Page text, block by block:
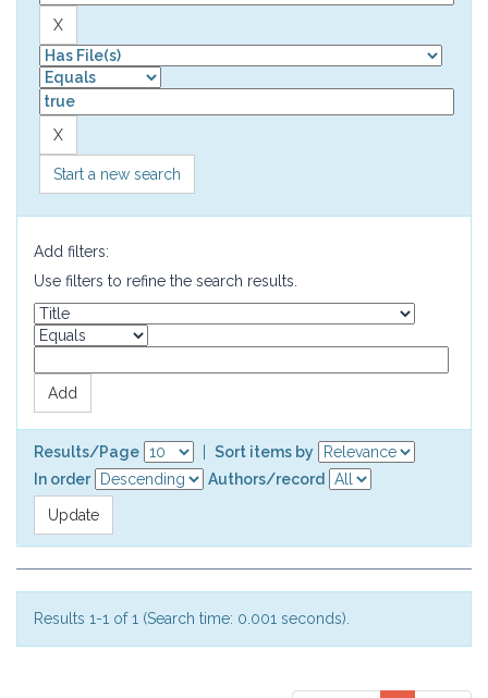
Start a new search
Add filters:
Use filters to refine the search results.
Results/Page
Sort items by
In order
Authors/record
Results 1-1 of 1 (Search time: 0.001 seconds).